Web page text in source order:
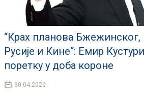
“Крах планова Бжежинског,
Русије и Кине“: Емир
поретку у доба короне
30.04.2020